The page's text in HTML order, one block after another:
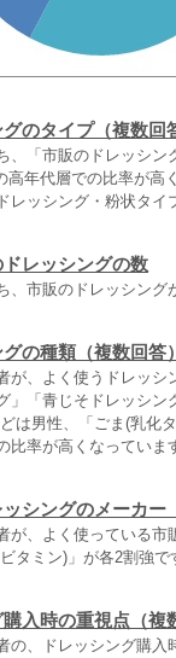
のタイプ（複数回
、「市販のドレッシ
高年代層での比率が高
レッシング・粉状タ
レッシングの数
、市販のドレッシン
の種類（複数回答
が、よく使うドレッ
」「青じそドレッシ
は男性、「ごま(乳化
比率が高くなっていま
シングのメーカー
が、よく使っている
タミン)」が各2割強
入時の重視点（複
の、ドレッシング購